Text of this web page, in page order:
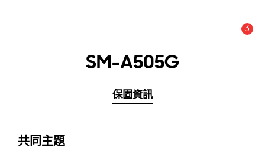
3
SM-A505G
保固資訊
共同主題